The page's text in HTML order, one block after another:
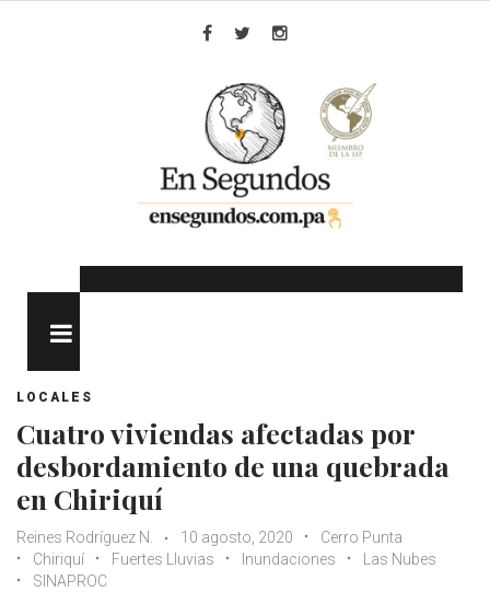
LOCALES
Cuatro viviendas afectadas por
desbordamiento de una quebrada
en Chiriquí
Reines Rodríguez N. 10 agosto, 2020
Cerro Punta
Chiriquí
Fuertes Lluvias Inundaciones
Las Nubes
SINAPROC